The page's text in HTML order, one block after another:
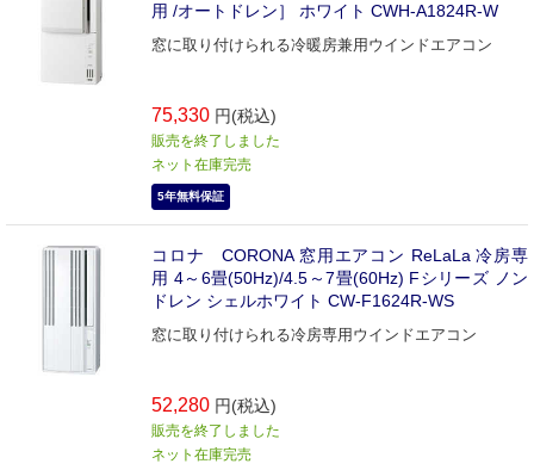
用 /オートドレン］ ホワイト CWH-A1824R-W
窓に取り付けられる冷暖房兼用ウインドエアコン
75,330 円(税込)
販売を終了しました
ネット在庫完売
5年無料保証
コロナ CORONA 窓用エアコン ReLaLa 冷房専
用 4～6畳(50Hz)/4.5～7畳(60Hz) Fシリーズ ノン
ドレン シェルホワイト CW-F1624R-WS
窓に取り付けられる冷房専用ウインドエアコン
52,280 円(税込)
販売を終了しました
ネット在庫完売